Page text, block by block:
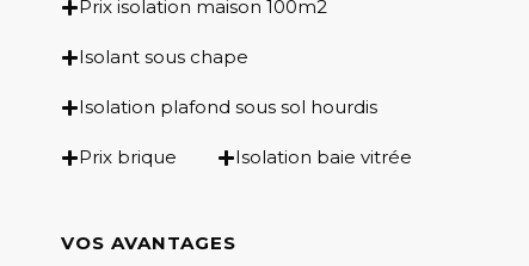
Prix isolation maison 100m2
Isolant sous chape
Isolation plafond sous sol hourdis
Prix brique Isolation baie vitrée
VOS AVANTAGES